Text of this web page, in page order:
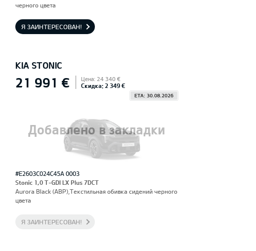
черного цвета
Я ЗАИНТЕРЕСОВАН!
KIA STONIC
Добавлено в закладки
21 991 € Цена: 24 340 €
Скидка: 2 349 €
ETA: 30.08.2026
#E2603C024C45A 0003
Stonic 1,0 T-GDI LX Plus 7DCT
Aurora Black (ABP),Текстильная обивка сидений черного
цвета
Я ЗАИНТЕРЕСОВАН!